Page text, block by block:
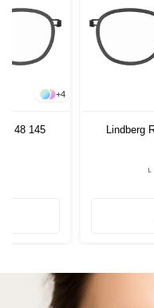
+4
48 145
Lindberg